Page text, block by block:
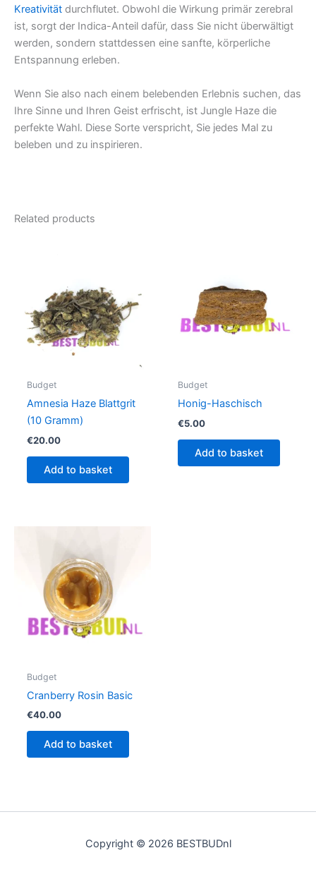
Kreativität durchflutet. Obwohl die Wirkung primär zerebral
ist, sorgt der Indica-Anteil dafür, dass Sie nicht überwältigt
werden, sondern stattdessen eine sanfte, körperliche
Entspannung erleben.
Wenn Sie also nach einem belebenden Erlebnis suchen, das
Ihre Sinne und Ihren Geist erfrischt, ist Jungle Haze die
perfekte Wahl. Diese Sorte verspricht, Sie jedes Mal zu
beleben und zu inspirieren.
Related products
Budget
Amnesia Haze Blattgrit
(10 Gramm)
€20.00
Add to basket
Budget
Honig-Haschisch
€5.00
Add to basket
Budget
Cranberry Rosin Basic
€40.00
Add to basket
Copyright © 2026 BESTBUDnl